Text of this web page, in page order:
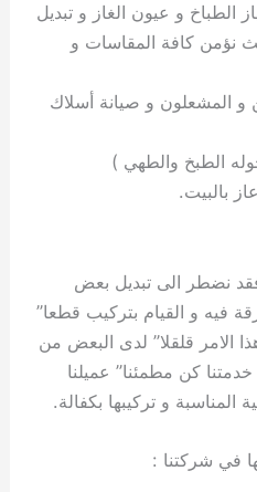
الطباخ و عيون الغاز و تبديل
نؤمن كافة المقاسات و
و المشعلون و صيانة أسلاك
الطبخ والطهي )
بالبيت.
فقد نضطر الى تبديل بعض
فيه و القيام بتركيب قطعا”
الامر قلقلا” لدى البعض من
كن مطمئنا” عميلنا
المناسبة و تركيبها بكفالة.
في شركتنا :